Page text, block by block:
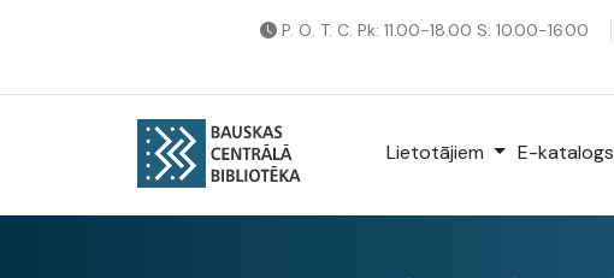
P. O. T. C. Pk: 11.00-18.00 S: 10.00-16.00
Lietotājiem E-katalogs